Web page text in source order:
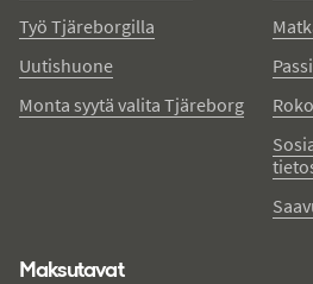
Työ Tjäreborgilla
Uutishuone
Monta syytä valita Tjäreborg
Maksutavat